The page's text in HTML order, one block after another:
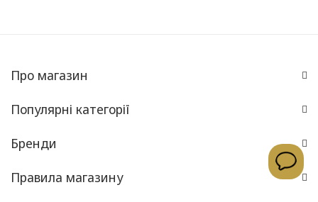
Про магазин
Популярні категорії
Бренди
Правила магазину